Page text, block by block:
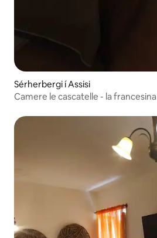
Sérherbergi í Assisi
Camere le cascatelle - la francesina